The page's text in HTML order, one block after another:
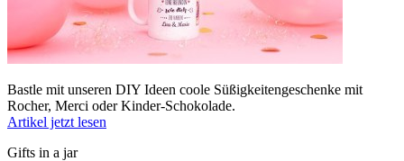
Bastle mit unseren DIY Ideen coole Süßigkeitengeschenke mit
Rocher, Merci oder Kinder-Schokolade.
Artikel jetzt lesen
Gifts in a jar